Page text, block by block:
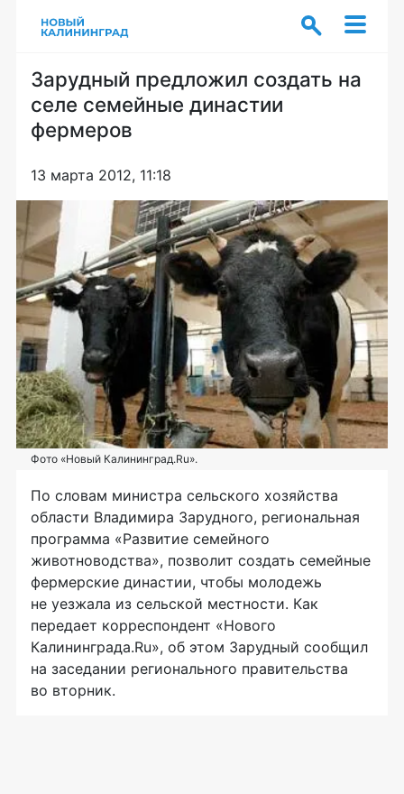
Зарудный предложил создать на
селе семейные династии
фермеров
13 марта 2012, 11:18
Фото «Новый Калининград.Ru».
По словам министра сельского хозяйства
области Владимира Зарудного, региональная
программа «Развитие семейного
животноводства», позволит создать семейные
фермерские династии, чтобы молодежь
не уезжала из сельской местности. Как
передает корреспондент «Нового
Калининграда.Ru», об этом Зарудный сообщил
на заседании регионального правительства
во вторник.